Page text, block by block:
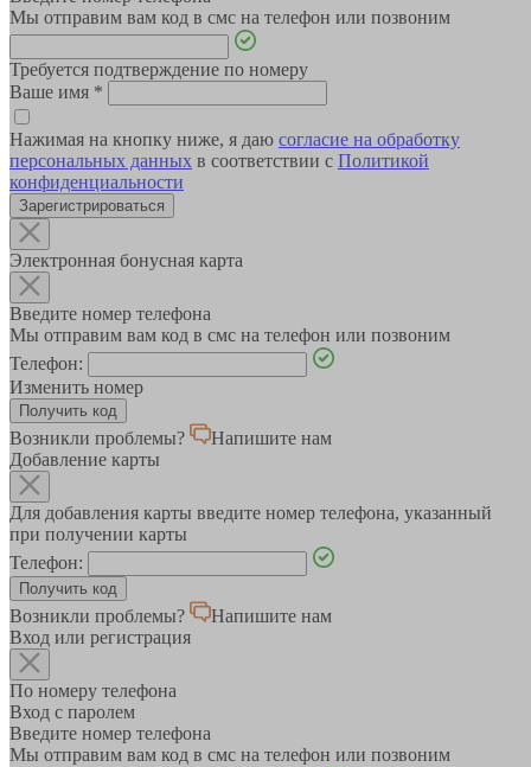
Мы отправим вам код в смс на телефон или позвоним
Требуется подтверждение по номеру
Ваше имя *
Нажимая на кнопку ниже, я даю согласие на обработку
персональных данных в соответствии с Политикой
конфиденциальности
Зарегистрироваться
Электронная бонусная карта
Введите номер телефона
Мы отправим вам код в смс на телефон или позвоним
Телефон:
Изменить номер
Возникли проблемы?
Напишите нам
Добавление карты
Для добавления карты введите номер телефона, указанный
при получении карты
Телефон:
Возникли проблемы?
Напишите нам
Вход или регистрация
По номеру телефона
Вход с паролем
Введите номер телефона
Мы отправим вам код в смс на телефон или позвоним